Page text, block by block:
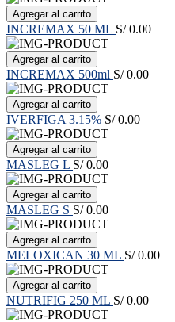
Agregar al carrito
INCREMAX 50 ML S/ 0.00
Agregar al carrito
INCREMAX 500ml S/ 0.00
Agregar al carrito
IVERFIGA 3.15% S/ 0.00
Agregar al carrito
MASLEG L S/ 0.00
Agregar al carrito
MASLEG S S/ 0.00
Agregar al carrito
MELOXICAN 30 ML S/ 0.00
Agregar al carrito
NUTRIFIG 250 ML S/ 0.00